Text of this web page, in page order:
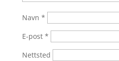
Navn *
E-post *
Nettsted